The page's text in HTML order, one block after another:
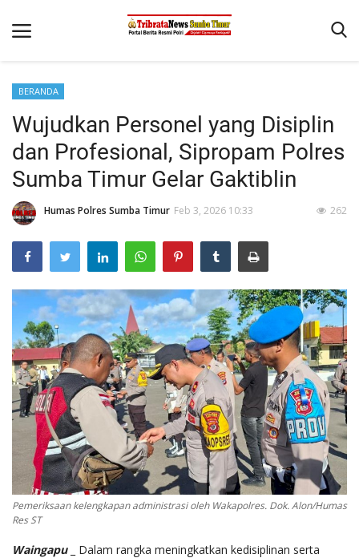
Beranda
Terms & Conditions
Reskrim
Binkam
Giat Ops
Polisi Kita
Mitra Polisi
Lantas
Jurnal Kamtibmas
BERANDA
Wujudkan Personel yang Disiplin
dan Profesional, Sipropam Polres
Sumba Timur Gelar Gaktiblin
Humas Polres Sumba Timur Feb 3, 2026 10:33 262
Pemeriksaan kelengkapan administrasi oleh Wakapolres. Dok. Alon/Humas
Res ST
Waingapu_ Dalam rangka meningkatkan kedisiplinan serta